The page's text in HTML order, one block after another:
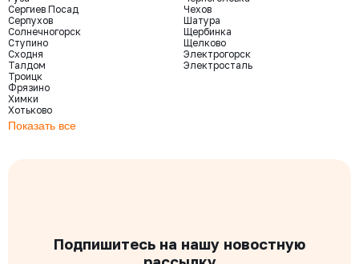
Сергиев Посад
Серпухов
Солнечногорск
Ступино
Сходня
Талдом
Троицк
Фрязино
Химки
Хотьково
Чехов
Шатура
Щербинка
Щелково
Электрогорск
Электросталь
Показать все
Подпишитесь на нашу новостную